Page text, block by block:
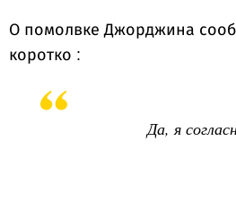
О помолвке Джорджина
коротко :
Да, я